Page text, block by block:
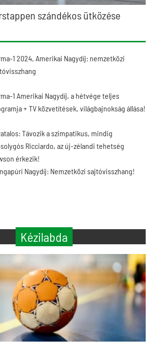
szándékos ütközése
1 2024, Amerikai Nagydíj: nemzetközi
1 Amerikai Nagydíj, a hétvége teljes
+ TV közvetítések, világbajnokság állása!
Távozik a szimpatikus, mindig
Ricciardo, az új-zélandi tehetség
érkezik!
Nagydíj: Nemzetközi sajtóvisszhang!
Kézilabda